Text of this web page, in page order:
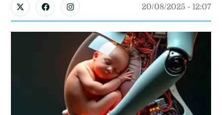
20/08/2025 - 12:07